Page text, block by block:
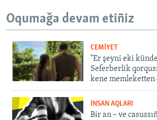
Oqumağa devam etiñiz
CEMİYET
"Er şeyni eki
Seferberlik
kene memleketten
İNSAN AQLARI
Bir an – ve